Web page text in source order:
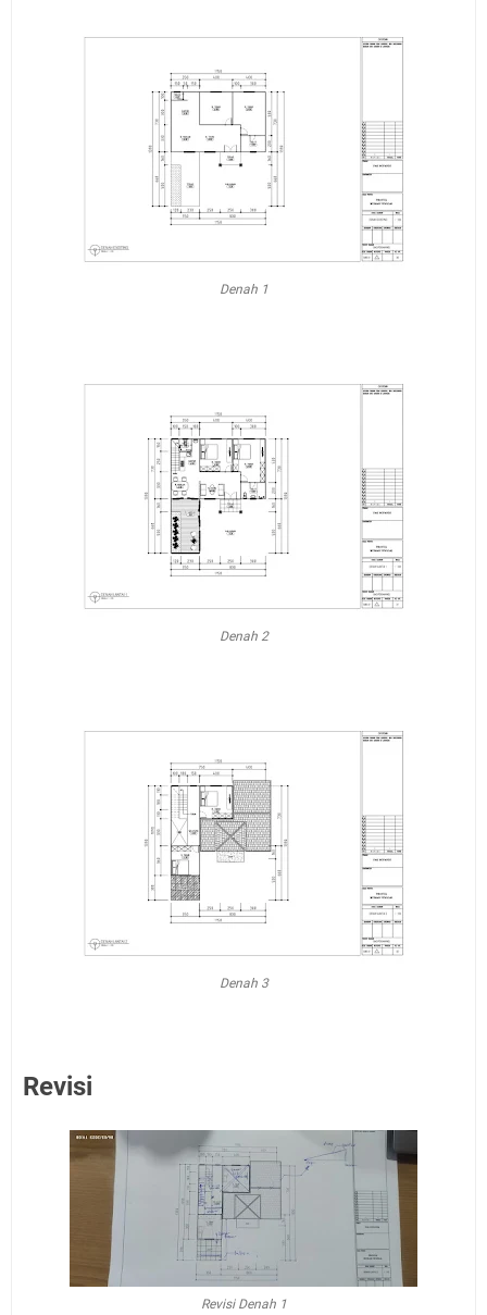
Denah 1
Denah 2
Denah 3
Revisi
Revisi Denah 1